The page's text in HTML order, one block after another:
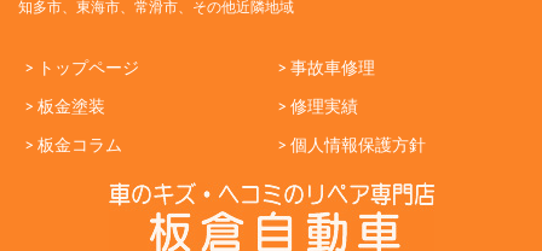
知多市、東海市、常滑市、その他近隣地域
> トップページ
> 事故車修理
> 板金塗装
> 修理実績
> 板金コラム
> 個人情報保護方針